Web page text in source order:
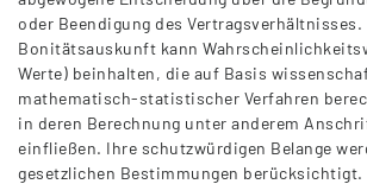
oder Beendigung des Vertragsverhältnisses.
Bonitätsauskunft kann
Werte) beinhalten, die auf Basis
mathematisch-statistischer Verfahren
in deren Berechnung unter anderem
einfließen. Ihre schutzwürdigen Belange
gesetzlichen Bestimmungen berücksichtigt.